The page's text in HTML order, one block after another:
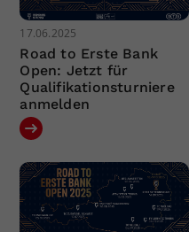
17.06.2025
Road to Erste Bank
Open: Jetzt für
Qualifikationsturniere
anmelden